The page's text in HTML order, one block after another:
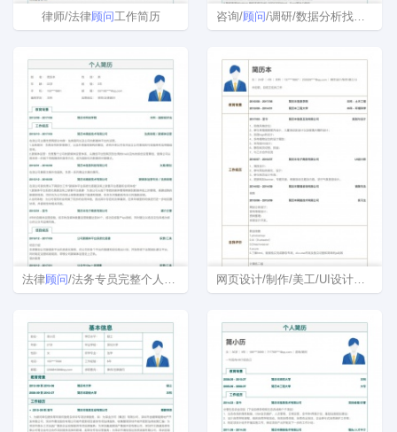
律师/法律顾问工作简历 咨询/顾问/调研/数据分析找工作简历模板下载word格式
法律顾问/法务专员完整个人简历样本 网页设计/制作/美工/UI设计师/